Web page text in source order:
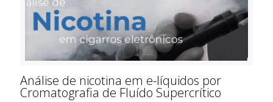
Análise de nicotina em e-líquidos por
Cromatografia de Fluído Supercrítico